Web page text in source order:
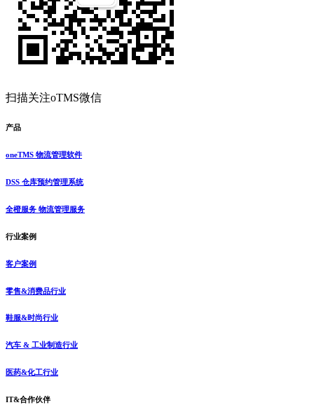
扫描关注oTMS微信
产品
oneTMS 物流管理软件
DSS 仓库预约管理系统
全橙服务 物流管理服务
行业案例
客户案例
零售&消费品行业
鞋服&时尚行业
汽车 & 工业制造行业
医药&化工行业
IT&合作伙伴